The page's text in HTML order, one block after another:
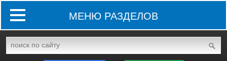
МЕНЮ РАЗДЕЛОВ